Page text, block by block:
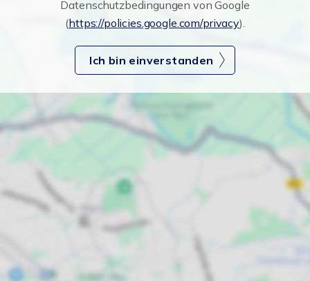
Datenschutzbedingungen von Google
(https://policies.google.com/privacy).
Ich bin einverstanden